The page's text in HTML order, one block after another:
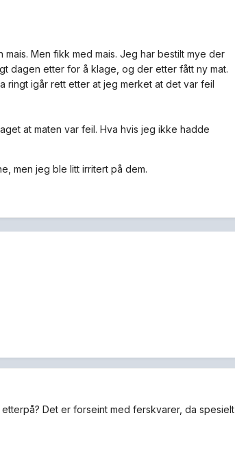
Men fikk med mais. Jeg har bestilt mye der
dagen etter for å klage, og der etter fått ny mat.
ringt igår rett etter at jeg merket at det var feil
at maten var feil. Hva hvis jeg ikke hadde
men jeg ble litt irritert på dem.
Det er forseint med ferskvarer, da spesielt